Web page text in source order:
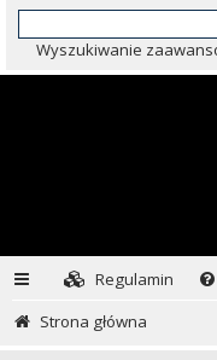
Wyszukiwanie
Regulamin
Strona główna